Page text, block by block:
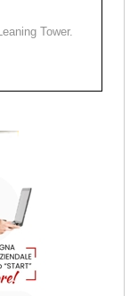
Tower.